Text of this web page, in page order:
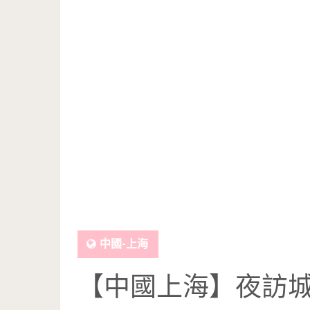
中國-上海
【中國上海】夜訪